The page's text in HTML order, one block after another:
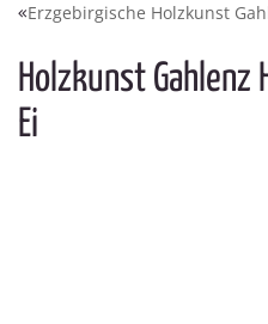
Erzgebirgische Holzkunst
Holzkunst Gahlenz
Ei